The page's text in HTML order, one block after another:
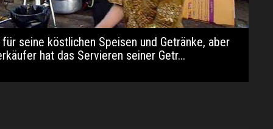
seine köstlichen Speisen und Getränke, aber
hat das Servieren seiner Getr...